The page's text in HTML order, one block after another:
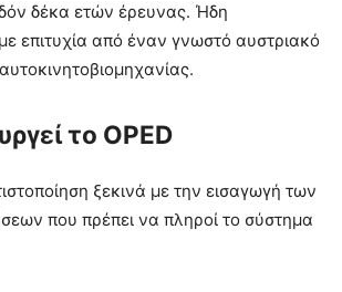
δέκα ετών έρευνας. Ήδη
με επιτυχία από έναν γνωστό αυστριακό
το OPED
ξεκινά με την εισαγωγή των
που πρέπει να πληροί το σύστημα